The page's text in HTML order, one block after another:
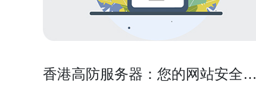
香港高防服务器：您的网站安全有